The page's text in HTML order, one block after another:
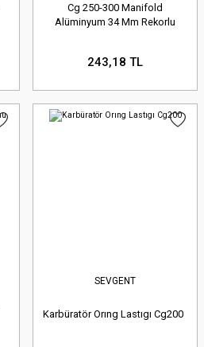
Cg 250-300 Manifold
Alüminyum 34 Mm Rekorlu
243,18 TL
SEVGENT
Karbüratör Orıng Lastıgı Cg200